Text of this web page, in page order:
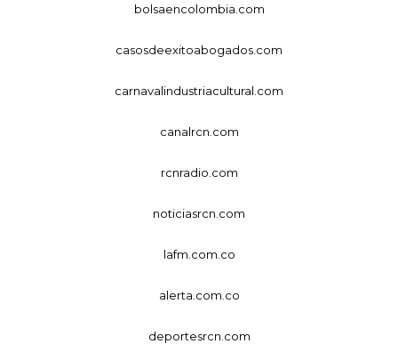
bolsaencolombia.com
casosdeexitoabogados.com
carnavalindustriacultural.com
canalrcn.com
rcnradio.com
noticiasrcn.com
lafm.com.co
alerta.com.co
deportesrcn.com